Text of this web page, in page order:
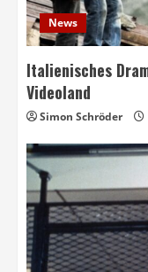
News
Italienisches
Videoland
Simon Schröder